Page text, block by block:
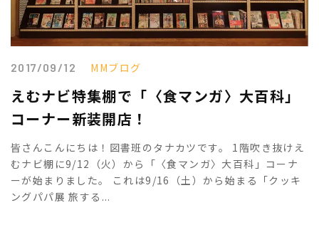
2017/09/12 MMブログ
えむナビ特集棚で「〈食マンガ〉大百科」
コーナー新装開店！
皆さんこんにちは！図書班のタナカツです。 1階吹き抜けえ
むナビ棚に9/12（火）から「〈食マンガ〉大百科」コーナ
ーが始まりました。 これは9/16（土）から始まる「クッキ
ングパパ展 旅する...